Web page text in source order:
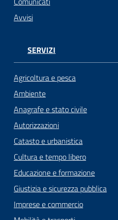
Tutti
gli
Seguici
su
Avvisi
SERVIZI
Agricoltura e pesca
Ambiente
Anagrafe e stato civile
Autorizzazioni
Catasto e urbanistica
Cultura e tempo libero
Educazione e formazione
Giustizia e sicurezza pubblica
Imprese e commercio